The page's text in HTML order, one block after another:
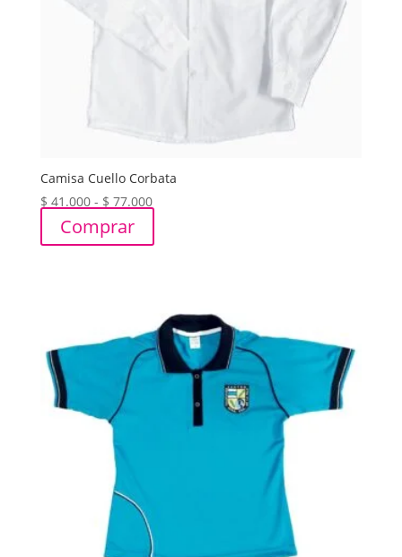
Camisa Cuello Corbata
$ 41.000 - $ 77.000Rango
precios:
$ 77.000
Comprar